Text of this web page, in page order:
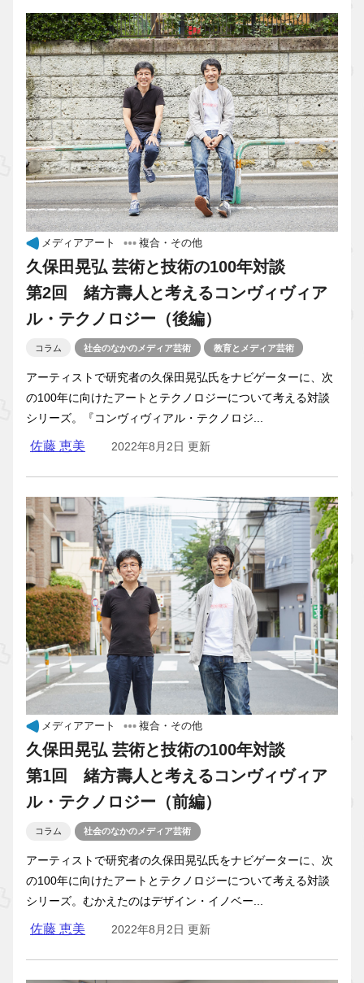
メディアアート 複合・その他
久保田晃弘 芸術と技術の100年対談
第2回 緒方壽人と考えるコンヴィヴィア
ル・テクノロジー（後編）
コラム 社会のなかのメディア芸術 教育とメディア芸術
アーティストで研究者の久保田晃弘氏をナビゲーターに、次
の100年に向けたアートとテクノロジーについて考える対談
シリーズ。『コンヴィヴィアル・テクノロジ...
佐藤 恵美 2022年8月2日 更新
メディアアート 複合・その他
久保田晃弘 芸術と技術の100年対談
第1回 緒方壽人と考えるコンヴィヴィア
ル・テクノロジー（前編）
コラム 社会のなかのメディア芸術
アーティストで研究者の久保田晃弘氏をナビゲーターに、次
の100年に向けたアートとテクノロジーについて考える対談
シリーズ。むかえたのはデザイン・イノベー...
佐藤 恵美 2022年8月2日 更新